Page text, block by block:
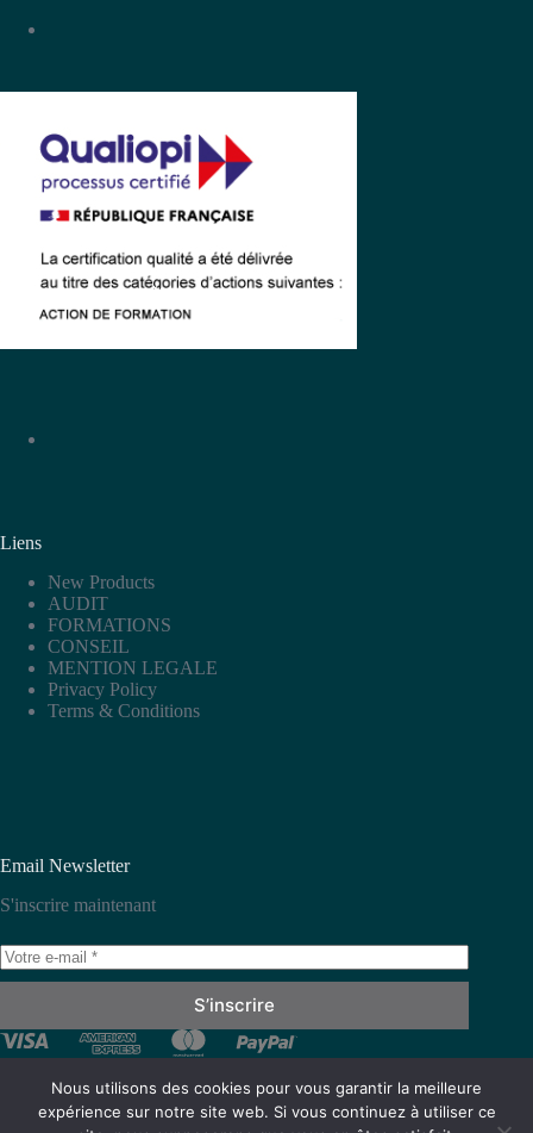
Liens
New Products
AUDIT
FORMATIONS
CONSEIL
MENTION LEGALE
Privacy Policy
Terms & Conditions
Email Newsletter
S'inscrire maintenant
S’inscrire
Nous utilisons des cookies pour vous garantir la meilleure
expérience sur notre site web. Si vous continuez à utiliser ce